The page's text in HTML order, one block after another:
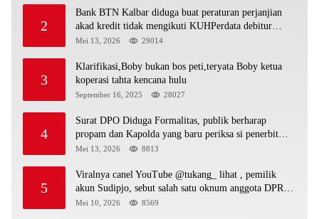
2
Bank BTN Kalbar diduga buat peraturan perjanjian
akad kredit tidak mengikuti KUHPerdata debitur
awam di bentur dengan aturan diduga tanpa dasar
Mei 13, 2026 29014
3
Klarifikasi,Boby bukan bos peti,teryata Boby ketua
koperasi tahta kencana hulu
September 16, 2025 28027
4
Surat DPO Diduga Formalitas, publik berharap
propam dan Kapolda yang baru periksa si penerbit
surat serta Aph diduga lepaskan DPO
Mei 13, 2026 8813
5
Viralnya canel YouTube @tukang_ lihat , pemilik
akun Sudipjo, sebut salah satu oknum anggota DPRD
mempawah terlibat sebagai cukong peti Kapolda yang
Mei 10, 2026 8569